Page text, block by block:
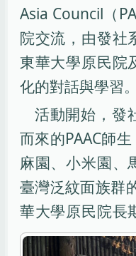
Asia Council（
院交流，由發社
東華大學原民院
化的對話與學習。
活動開始，發
而來的PAAC師
麻園、小米園、
臺灣泛紋面族群
華大學原民院長